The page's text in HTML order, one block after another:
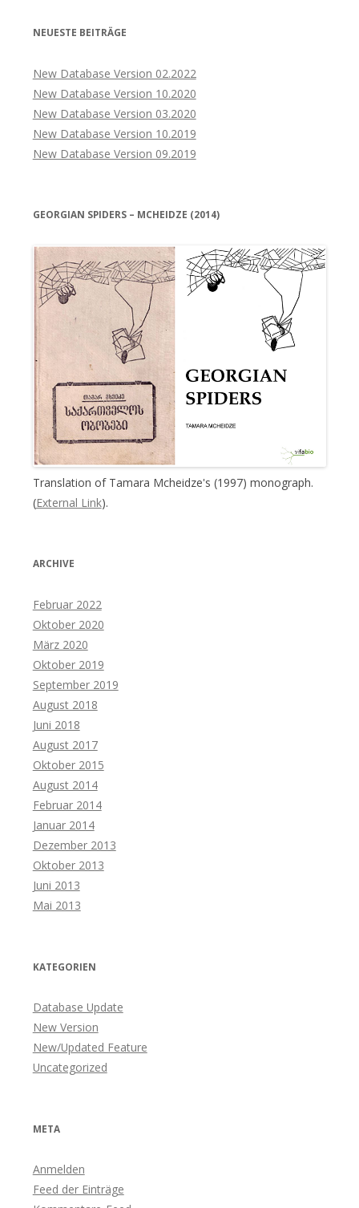
NEUESTE BEITRÄGE
New Database Version 02.2022
New Database Version 10.2020
New Database Version 03.2020
New Database Version 10.2019
New Database Version 09.2019
GEORGIAN SPIDERS – MCHEIDZE (2014)
Translation of Tamara Mcheidze's (1997) monograph.
(External Link).
ARCHIVE
Februar 2022
Oktober 2020
März 2020
Oktober 2019
September 2019
August 2018
Juni 2018
August 2017
Oktober 2015
August 2014
Februar 2014
Januar 2014
Dezember 2013
Oktober 2013
Juni 2013
Mai 2013
KATEGORIEN
Database Update
New Version
New/Updated Feature
Uncategorized
META
Anmelden
Feed der Einträge